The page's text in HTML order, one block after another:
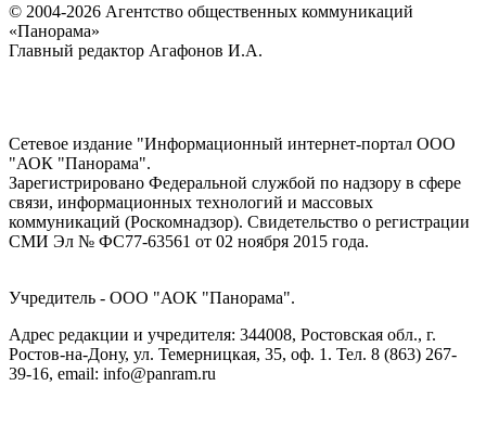
© 2004-2026 Агентство общественных коммуникаций
«Панорама»
Главный редактор Агафонов И.А.
Сетевое издание "Информационный интернет-портал ООО
"АОК "Панорама".
Зарегистрировано Федеральной службой по надзору в сфере
связи, информационных технологий и массовых
коммуникаций (Роскомнадзор). Cвидетельство о регистрации
СМИ Эл № ФС77-63561 от 02 ноября 2015 года.
Учредитель - ООО "АОК "Панорама".
Адрес редакции и учредителя: 344008, Ростовская обл., г.
Ростов-на-Дону, ул. Темерницкая, 35, оф. 1. Тел. 8 (863) 267-
39-16, email: info@panram.ru